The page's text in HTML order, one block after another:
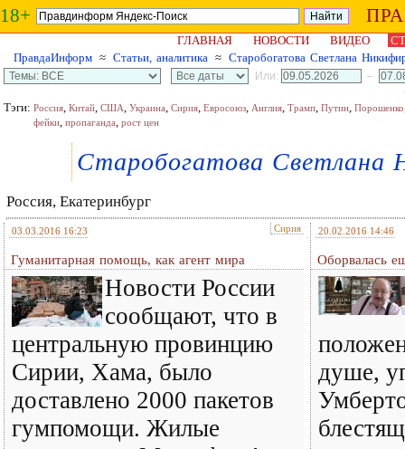
18+
ГЛАВНАЯ НОВОСТИ ВИДЕО
ПравдаИнформ ≈ Статьи, аналитика ≈ Старобогатова Светлана
Или:
–
Тэги: Россия, Китай, США, Украина, Сирия, Евросоюз, Англия, Трамп, Путин, Порошенко
фейки, пропаганда, рост цен
Старобогатова Светлана
Россия, Екатеринбург
03.03.2016 16:23 Сирия
Гуманитарная помощь, как агент мира
Новости России
сообщают, что в
центральную провинцию
Сирии, Хама, было
доставлено 2000 пакетов
гумпомощи. Жилые
20.02.2016 14:46
Оборвалась
душе,